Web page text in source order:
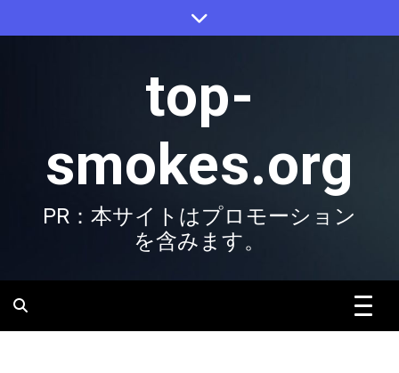
to
top-
smokes.org
PR：本サイトはプロモーション
を含みます。